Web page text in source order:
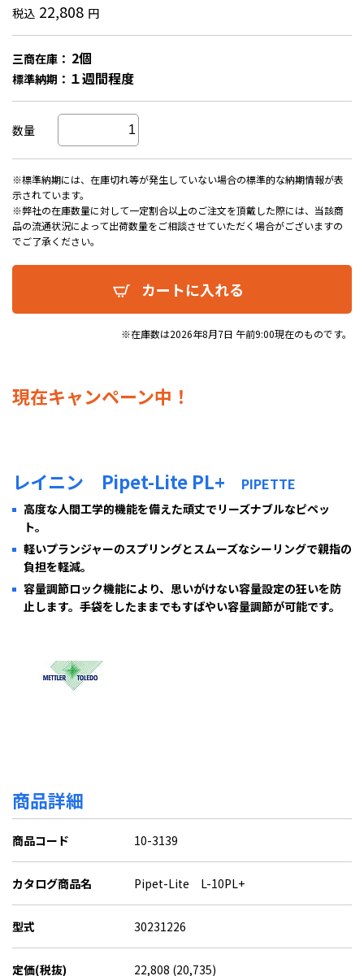
税込 22,808 円
三商在庫： 2個
標準納期： １週間程度
数量
※標準納期には、在庫切れ等が発生していない場合の標準的な納期情報が表
示されています。
※弊社の在庫数量に対して一定割合以上のご注文を頂戴した際には、当該商
品の流通状況によって出荷数量をご相談させていただく場合がございますの
でご了承ください。
カートに入れる
※在庫数は2026年8月7日 午前9:00現在のものです。
現在キャンペーン中！
レイニン Pipet-Lite PL+ PIPETTE
高度な人間工学的機能を備えた頑丈でリーズナブルなピペッ
ト。
軽いプランジャーのスプリングとスムーズなシーリングで親指の
負担を軽減。
容量調節ロック機能により、思いがけない容量設定の狂いを防
止します。手袋をしたままでもすばやい容量調節が可能です。
商品詳細
商品コード 10-3139
カタログ商品名 Pipet-Lite L-10PL+
型式 30231226
定価(税抜) 22,808 (20,735)